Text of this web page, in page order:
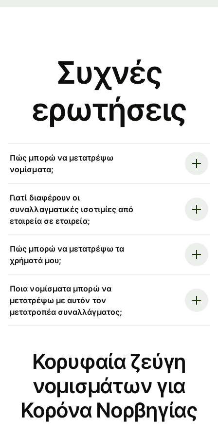
Συχνές
ερωτήσεις
Πώς μπορώ να μετατρέψω
νομίσματα;
Γιατί διαφέρουν οι
συναλλαγματικές ισοτιμίες από
εταιρεία σε εταιρεία;
Πώς μπορώ να μετατρέψω τα
χρήματά μου;
Ποια νομίσματα μπορώ να
μετατρέψω με αυτόν τον
μετατροπέα συναλλάγματος;
Κορυφαία ζεύγη
νομισμάτων για
Κορόνα Νορβηγίας